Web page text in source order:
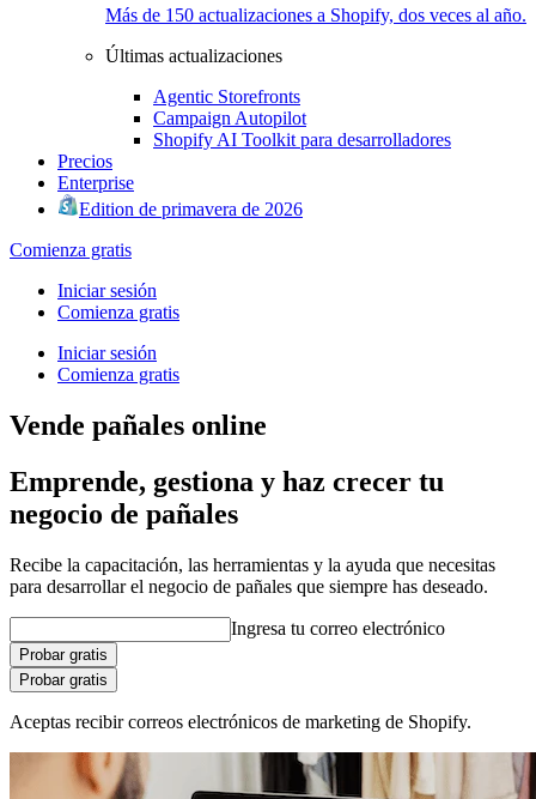
Más de 150 actualizaciones a Shopify, dos veces al año.
Últimas actualizaciones
Agentic Storefronts
Campaign Autopilot
Shopify AI Toolkit para desarrolladores
Precios
Enterprise
Edition de primavera de 2026
Comienza gratis
Iniciar sesión
Comienza gratis
Iniciar sesión
Comienza gratis
Vende pañales online
Emprende, gestiona y haz crecer tu
negocio de pañales
Recibe la capacitación, las herramientas y la ayuda que necesitas
para desarrollar el negocio de pañales que siempre has deseado.
Ingresa tu correo electrónico
Probar gratis
Probar gratis
Aceptas recibir correos electrónicos de marketing de Shopify.